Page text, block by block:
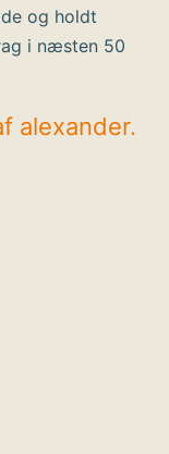
og holdt
i næsten 50
alexander.